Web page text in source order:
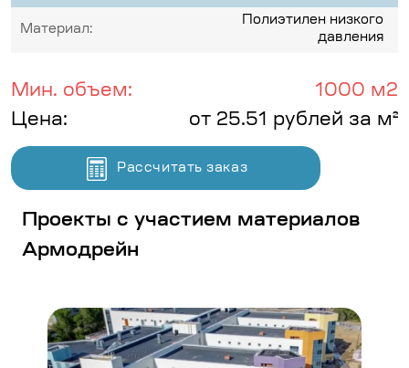
Материал:
Полиэтилен низкого
давления
Мин. объем:
1000 м2
Цена:
от 25.51 рублей за м²
Рассчитать заказ
Проекты с участием материалов
Армодрейн